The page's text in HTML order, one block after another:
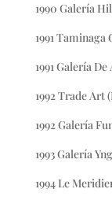
1990 Galería
1991
1991 Galería
1992 Trade
1992 Galería
1993 Galería
1994 Le